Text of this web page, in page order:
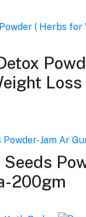
Loss
200gm